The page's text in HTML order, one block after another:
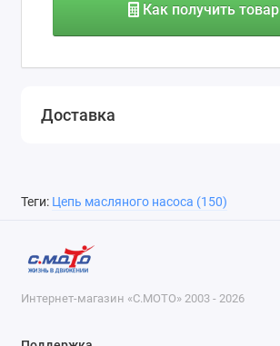
Как получить товар
Доставка
Теги: Цепь масляного насоса (150)
Интернет-магазин «С.МОТО» 2003 - 2026